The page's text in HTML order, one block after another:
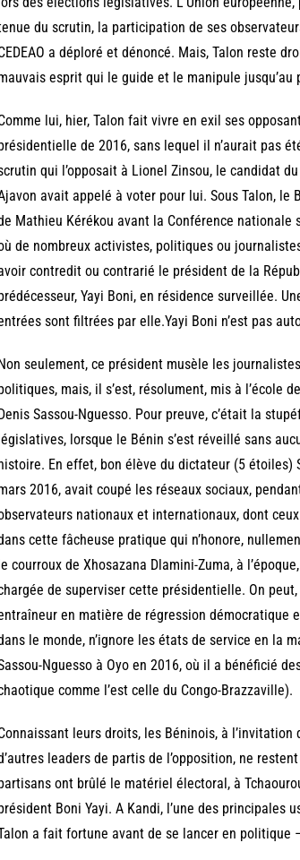
du scrutin, la participation de ses
a déploré et dénoncé. Mais, Talon reste
esprit qui le guide et le manipule jusqu’au
lui, hier, Talon fait vivre en exil ses
de 2016, sans lequel il n’aurait pas
qui l’opposait à Lionel Zinsou, le candidat
avait appelé à voter pour lui. Sous Talon, le
Mathieu Kérékou avant la Conférence nationale
de nombreux activistes, politiques ou
contredit ou contrarié le président de la
Yayi Boni, en résidence surveillée.
sont filtrées par elle.Yayi Boni n’est pas
Non seulement, ce président musèle les
mais, il s’est, résolument, mis à
Sassou-Nguesso. Pour preuve, c’était la
législatives, lorsque le Bénin s’est réveillé sans
histoire. En effet, bon élève du dictateur (5 étoiles)
2016, avait coupé les réseaux sociaux,
nationaux et internationaux, dont
cette fâcheuse pratique qui n’honore,
le courroux de Xhosazana Dlamini-Zuma, à
de superviser cette présidentielle. On
en matière de régression démocratique
le monde, n’ignore les états de service en la
Nguesso à Oyo en 2016, où il a bénéficié
comme l’est celle du Congo-Brazzaville).
leurs droits, les Béninois, à l’invitation
leaders de partis de l’opposition, ne
ont brûlé le matériel électoral, à
Boni Yayi. A Kandi, l’une des
a fait fortune avant de se lancer en politique